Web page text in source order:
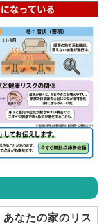
あなたの家のリス